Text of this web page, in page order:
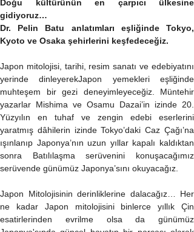
Doğu kültürünün en çarpıcı ülkesine
gidiyoruz…
Dr. Pelin Batu anlatımları eşliğinde Tokyo,
Kyoto ve Osaka şehirlerini keşfedeceğiz.
Japon mitolojisi, tarihi, resim sanatı ve edebiyatını
yerinde dinleyerekJapon yemekleri eşliğinde
muhteşem bir gezi deneyimleyeceğiz. Müntehir
yazarlar Mishima ve Osamu Dazai’in izinde 20.
Yüzyılın en tuhaf ve zengin edebi eserlerini
yaratmış dâhilerin izinde Tokyo’daki Caz Çağı’na
ışınlanıp Japonya’nın uzun yıllar kapalı kaldıktan
sonra Batılılaşma serüvenini konuşacağımız
serüvende günümüz Japonya’sını okuyacağız.
Japon Mitolojisinin derinliklerine dalacağız… Her
ne kadar Japon mitolojisini binlerce yıllık Çin
esatirlerinden evrilme olsa da günümüz